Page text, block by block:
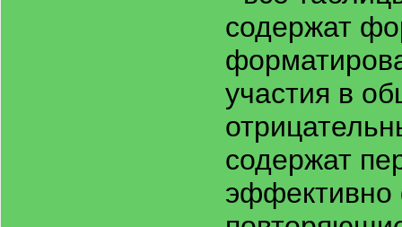
содержат
участия в
содержат
эффективно